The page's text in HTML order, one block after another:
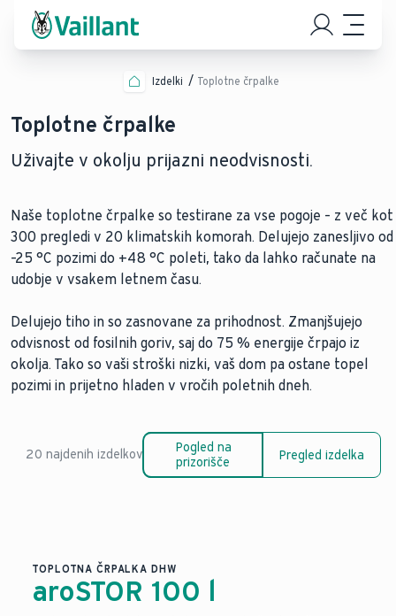
Izdelki Toplotne črpalke
Toplotne črpalke
Uživajte v okolju prijazni neodvisnosti.
Naše toplotne črpalke so testirane za vse pogoje – z več kot
300 pregledi v 20 klimatskih komorah. Delujejo zanesljivo od
–25 °C pozimi do +48 °C poleti, tako da lahko računate na
udobje v vsakem letnem času.
Delujejo tiho in so zasnovane za prihodnost. Zmanjšujejo
odvisnost od fosilnih goriv, saj do 75 % energije črpajo iz
okolja. Tako so vaši stroški nizki, vaš dom pa ostane topel
pozimi in prijetno hladen v vročih poletnih dneh.
20 najdenih izdelkov
Pogled na
prizorišče
Pregled izdelka
TOPLOTNA ČRPALKA DHW
aroSTOR 100 l